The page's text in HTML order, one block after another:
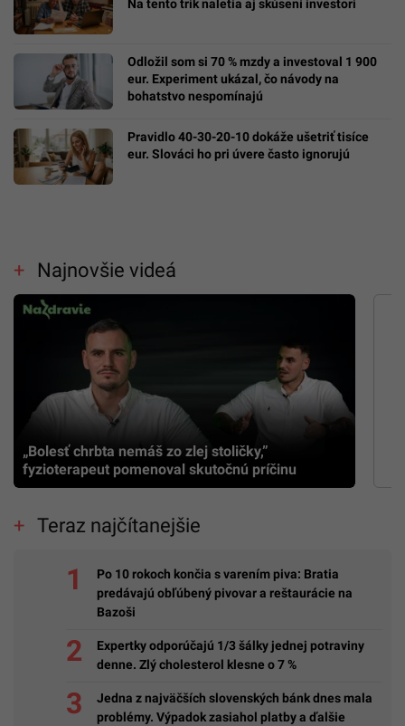
Na tento trik naletia aj skúsení investori
Odložil som si 70 % mzdy a investoval 1 900
eur. Experiment ukázal, čo návody na
bohatstvo nespomínajú
Pravidlo 40-30-20-10 dokáže ušetriť tisíce
eur. Slováci ho pri úvere často ignorujú
Najnovšie videá
„Bolesť chrbta nemáš zo zlej stoličky,”
fyzioterapeut pomenoval skutočnú príčinu
Teraz najčítanejšie
Po 10 rokoch končia s varením piva: Bratia
predávajú obľúbený pivovar a reštaurácie na
Bazoši
Expertky odporúčajú 1/3 šálky jednej potraviny
denne. Zlý cholesterol klesne o 7 %
Jedna z najväčších slovenských bánk dnes mala
problémy. Výpadok zasiahol platby a ďalšie